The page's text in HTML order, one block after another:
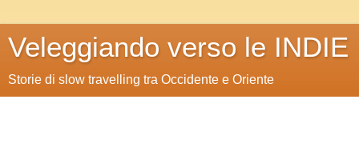
Veleggiando verso le INDIE
Storie di slow travelling tra Occidente e Oriente